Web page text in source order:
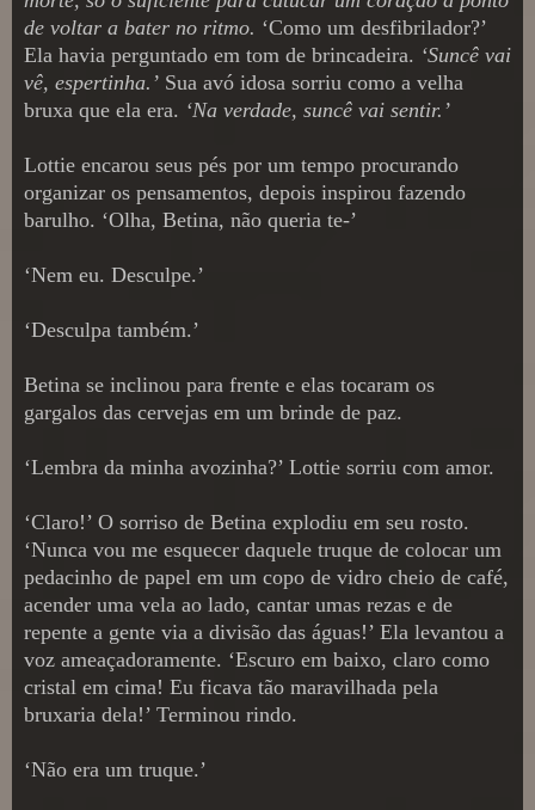
de voltar a bater no ritmo. ‘Como um desfibrilador?’
Ela havia perguntado em tom de brincadeira. ‘Suncê vai
vê, espertinha.’ Sua avó idosa sorriu como a velha
bruxa que ela era. ‘Na verdade, suncê vai sentir.’
Lottie encarou seus pés por um tempo procurando
organizar os pensamentos, depois inspirou fazendo
barulho. ‘Olha, Betina, não queria te-’
‘Nem eu. Desculpe.’
‘Desculpa também.’
Betina se inclinou para frente e elas tocaram os
gargalos das cervejas em um brinde de paz.
‘Lembra da minha avozinha?’ Lottie sorriu com amor.
‘Claro!’ O sorriso de Betina explodiu em seu rosto.
‘Nunca vou me esquecer daquele truque de colocar um
pedacinho de papel em um copo de vidro cheio de café,
acender uma vela ao lado, cantar umas rezas e de
repente a gente via a divisão das águas!’ Ela levantou a
voz ameaçadoramente. ‘Escuro em baixo, claro como
cristal em cima! Eu ficava tão maravilhada pela
bruxaria dela!’ Terminou rindo.
‘Não era um truque.’